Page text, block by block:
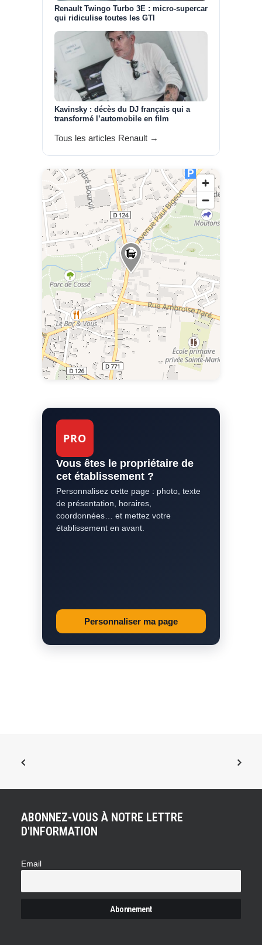
Renault Twingo Turbo 3E : micro-supercar
qui ridiculise toutes les GTI
Kavinsky : décès du DJ français qui a
transformé l’automobile en film
Tous les articles Renault →
PRO
Vous êtes le propriétaire de
cet établissement ?
Personnalisez cette page : photo, texte
de présentation, horaires,
coordonnées… et mettez votre
établissement en avant.
Personnaliser ma page
ABONNEZ-VOUS À NOTRE LETTRE
D'INFORMATION
Email